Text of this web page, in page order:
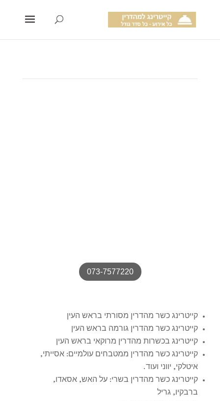
073-7577220
קייטרינג כשר מהדרין מסורתי בראש העין
קייטרינג כשר מהדרין גורמה בראש העין
קייטרינג בכשרות מהדרין מרוקאי בראש העין
קייטרינג כשר מהדרין ממטבחים עולמיים: אסייתי,
איטלקי, יווני ועוד.
קייטרינג כשר מהדרין בשרי: על האש, אסאדו,
ברבקיו, גריל